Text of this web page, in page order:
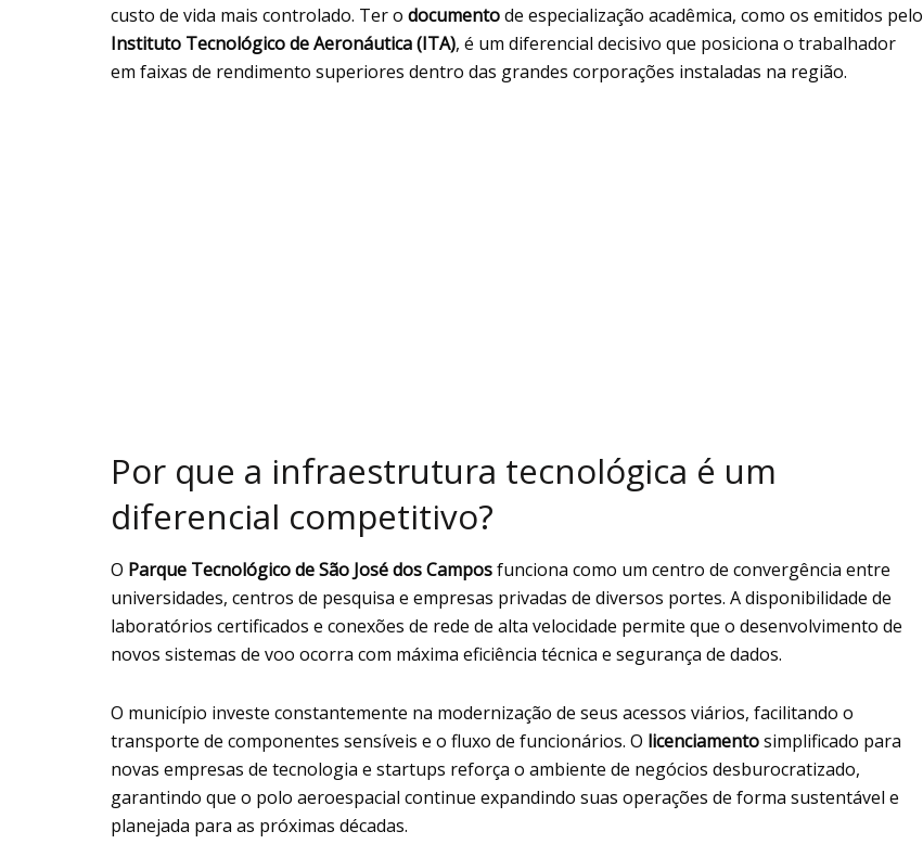
custo de vida mais controlado. Ter o documentode especialização acadêmica, como os emitidos pelo
Instituto Tecnológico de Aeronáutica (ITA), é um diferencial decisivo que posiciona o trabalhador
em faixas de rendimento superiores dentro das grandes corporações instaladas na região.
Por que a infraestrutura tecnológica é um
diferencial competitivo?
O Parque Tecnológico de São José dos Camposfunciona como um centro de convergência entre
universidades, centros de pesquisa e empresas privadas de diversos portes. A disponibilidade de
laboratórios certificados e conexões de rede de alta velocidade permite que o desenvolvimento de
novos sistemas de voo ocorra com máxima eficiência técnica e segurança de dados.
O município investe constantemente na modernização de seus acessos viários, facilitando o
transporte de componentes sensíveis e o fluxo de funcionários. O licenciamentosimplificado para
novas empresas de tecnologia e startups reforça o ambiente de negócios desburocratizado,
garantindo que o polo aeroespacial continue expandindo suas operações de forma sustentável e
planejada para as próximas décadas.